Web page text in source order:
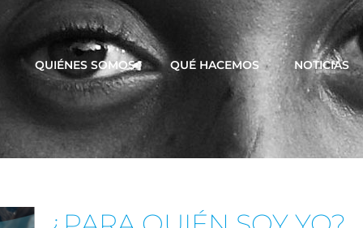
QUIÉNES SOMOS QUÉ HACEMOS NOTICIAS